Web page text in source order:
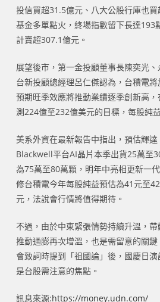
投信買超31.5億元、八大公股行庫也
基金多單點火，終場指數留下長達193
計賣超307.1億元。
展望後市，第一金投顧董事長陳奕光、
台新投顧總經理呂仁傑認為，台積電
預期旺季效應將推動業績逐季創新高
測224億至232億美元的目標，每股純
美系外資在最新報告中指出，預估輝
Blackwell平台AI晶片本季出貨25萬至
為75萬至80萬顆，明年中亮相更新一
修台積電今年每股純益預估為41元至
元，法說會行情將值得期待。
不過，由於中東緊張情勢持續升溫，
推動通膨再次增溫，也是需留意的關
會致詞時提到「祖國論」後，國慶日
是台股需注意的焦點。
訊息來源:https://money.udn.com/